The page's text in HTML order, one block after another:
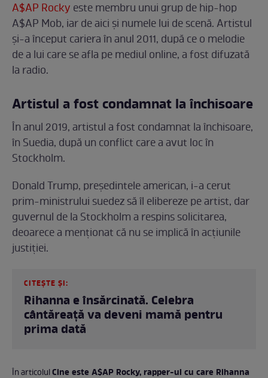
A$AP Rocky este membru unui grup de hip-hop
A$AP Mob, iar de aici și numele lui de scenă. Artistul
și-a început cariera în anul 2011, după ce o melodie
de a lui care se afla pe mediul online, a fost difuzată
la radio.
Artistul a fost condamnat la închisoare
În anul 2019, artistul a fost condamnat la închisoare,
în Suedia, după un conflict care a avut loc în
Stockholm.
Donald Trump, președintele american, i-a cerut
prim-ministrului suedez să îl elibereze pe artist, dar
guvernul de la Stockholm a respins solicitarea,
deoarece a menționat că nu se implică în acțiunile
justiției.
CITEȘTE ȘI:
Rihanna e însărcinată. Celebra
cântăreață va deveni mamă pentru
prima dată
În articolulCine este A$AP Rocky, rapper-ul cu care Rihanna